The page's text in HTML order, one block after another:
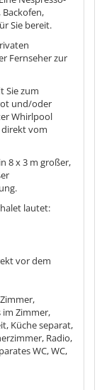
Backofen,
Sie bereit.
Fernseher zur
Sie zum
und/oder
Whirlpool
direkt vom
8 x 3 m großer,
lautet:
vor dem
im Zimmer,
Küche separat,
Radio,
WC, WC,